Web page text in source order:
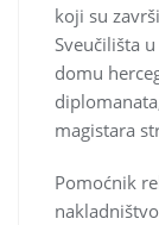
koji su
Sveučilišta
domu
magistara
Pomoćnik